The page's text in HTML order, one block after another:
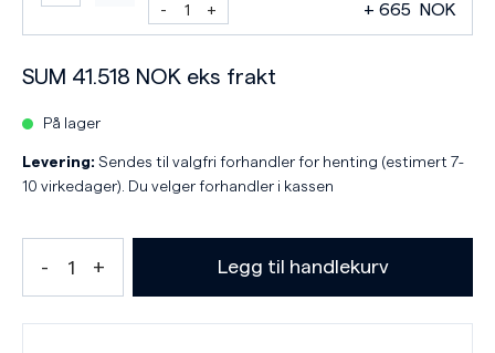
+ 665 NOK
SUM 41.518 NOK eks frakt
På lager
Levering: Sendes til valgfri forhandler for henting (estimert 7-
10 virkedager). Du velger forhandler i kassen
Legg til handlekurv